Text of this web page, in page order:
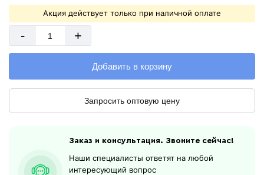
Акция действует только при наличной оплате
- +
Добавить в корзину
Запросить оптовую цену
Заказ и консультация. Звоните сейчас!
Наши специалисты ответят на любой
интересующий вопрос